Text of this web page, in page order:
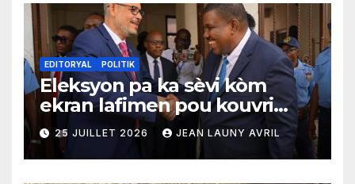
EDITORYAL POLITIK
Eleksyon pa ka sèvi kòm
ekran lafimen pou kouvri
echèk tranzisyon an
25 JUILLET 2026 JEAN LAUNY AVRIL